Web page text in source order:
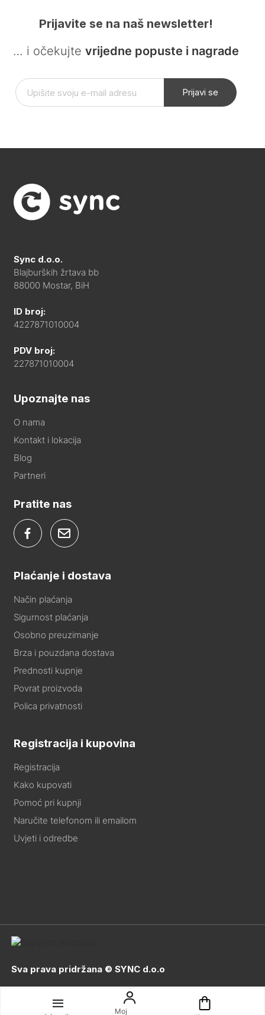
Moj
Prijavite se na naš newsletter!
… i očekujte vrijedne popuste i nagrade
Prijavi se
Sync d.o.o.
Blajburških žrtava bb
88000 Mostar, BiH
ID broj:
4227871010004
PDV broj:
227871010004
Upoznajte nas
O nama
Kontakt i lokacija
Blog
Partneri
Pratite nas
Plaćanje i dostava
Način plaćanja
Sigurnost plaćanja
Osobno preuzimanje
Brza i pouzdana dostava
Prednosti kupnje
Povrat proizvoda
Polica privatnosti
Registracija i kupovina
Registracija
Kako kupovati
Pomoć pri kupnji
Naručite telefonom ili emailom
Uvjeti i odredbe
Sva prava pridržana © SYNC d.o.o